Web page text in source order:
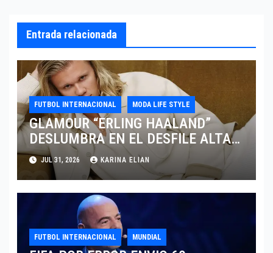
Entrada relacionada
FUTBOL INTERNACIONAL MODA LIFE STYLE
GLAMOUR “ERLING HAALAND”
DESLUMBRA EN EL DESFILE ALTA
SARTORIA DE DOLCE & GABBANA
TRAS EL MUNDIAL 2026
JUL 31, 2026 KARINA ELIAN
FUTBOL INTERNACIONAL MUNDIAL